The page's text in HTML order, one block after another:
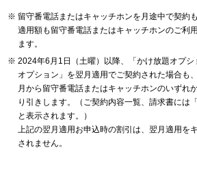
留守番電話またはキャッチホンを月途中で契約
適用額も留守番電話またはキャッチホンのご利
ます。
2024年6月1日（土曜）以降、「かけ放題オプ
オプション」を翌月適用でご契約された場合も
月から留守番電話またはキャッチホンのいずれ
り引きします。（ご契約内容一覧、請求書には
と表示されます。）
上記の翌月適用お申込時の割引は、翌月適用を
されません。